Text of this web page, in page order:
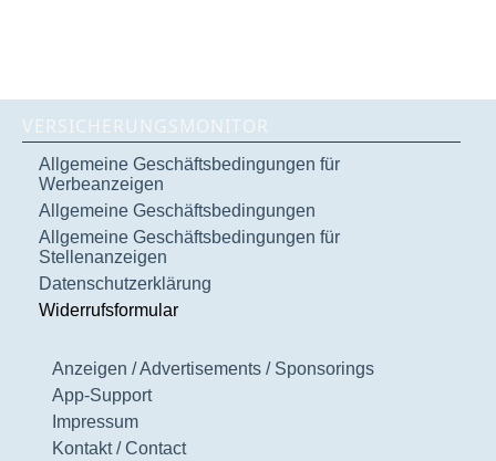
VERSICHERUNGSMONITOR
Allgemeine Geschäftsbedingungen für
Werbeanzeigen
Allgemeine Geschäftsbedingungen
Allgemeine Geschäftsbedingungen für
Stellenanzeigen
Datenschutzerklärung
Widerrufsformular
Anzeigen / Advertisements / Sponsorings
App-Support
Impressum
Kontakt / Contact